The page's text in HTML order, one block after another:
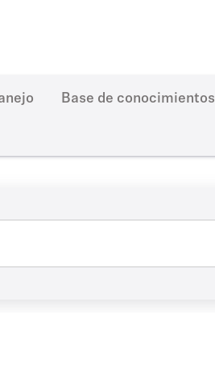
Base de conocimientos